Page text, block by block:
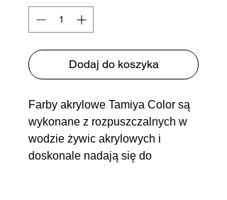
Dodaj do koszyka
Farby akrylowe Tamiya Color są
wykonane z rozpuszczalnych w
wodzie żywic akrylowych i
doskonale nadają się do